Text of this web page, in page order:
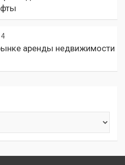
аренды недвижимости